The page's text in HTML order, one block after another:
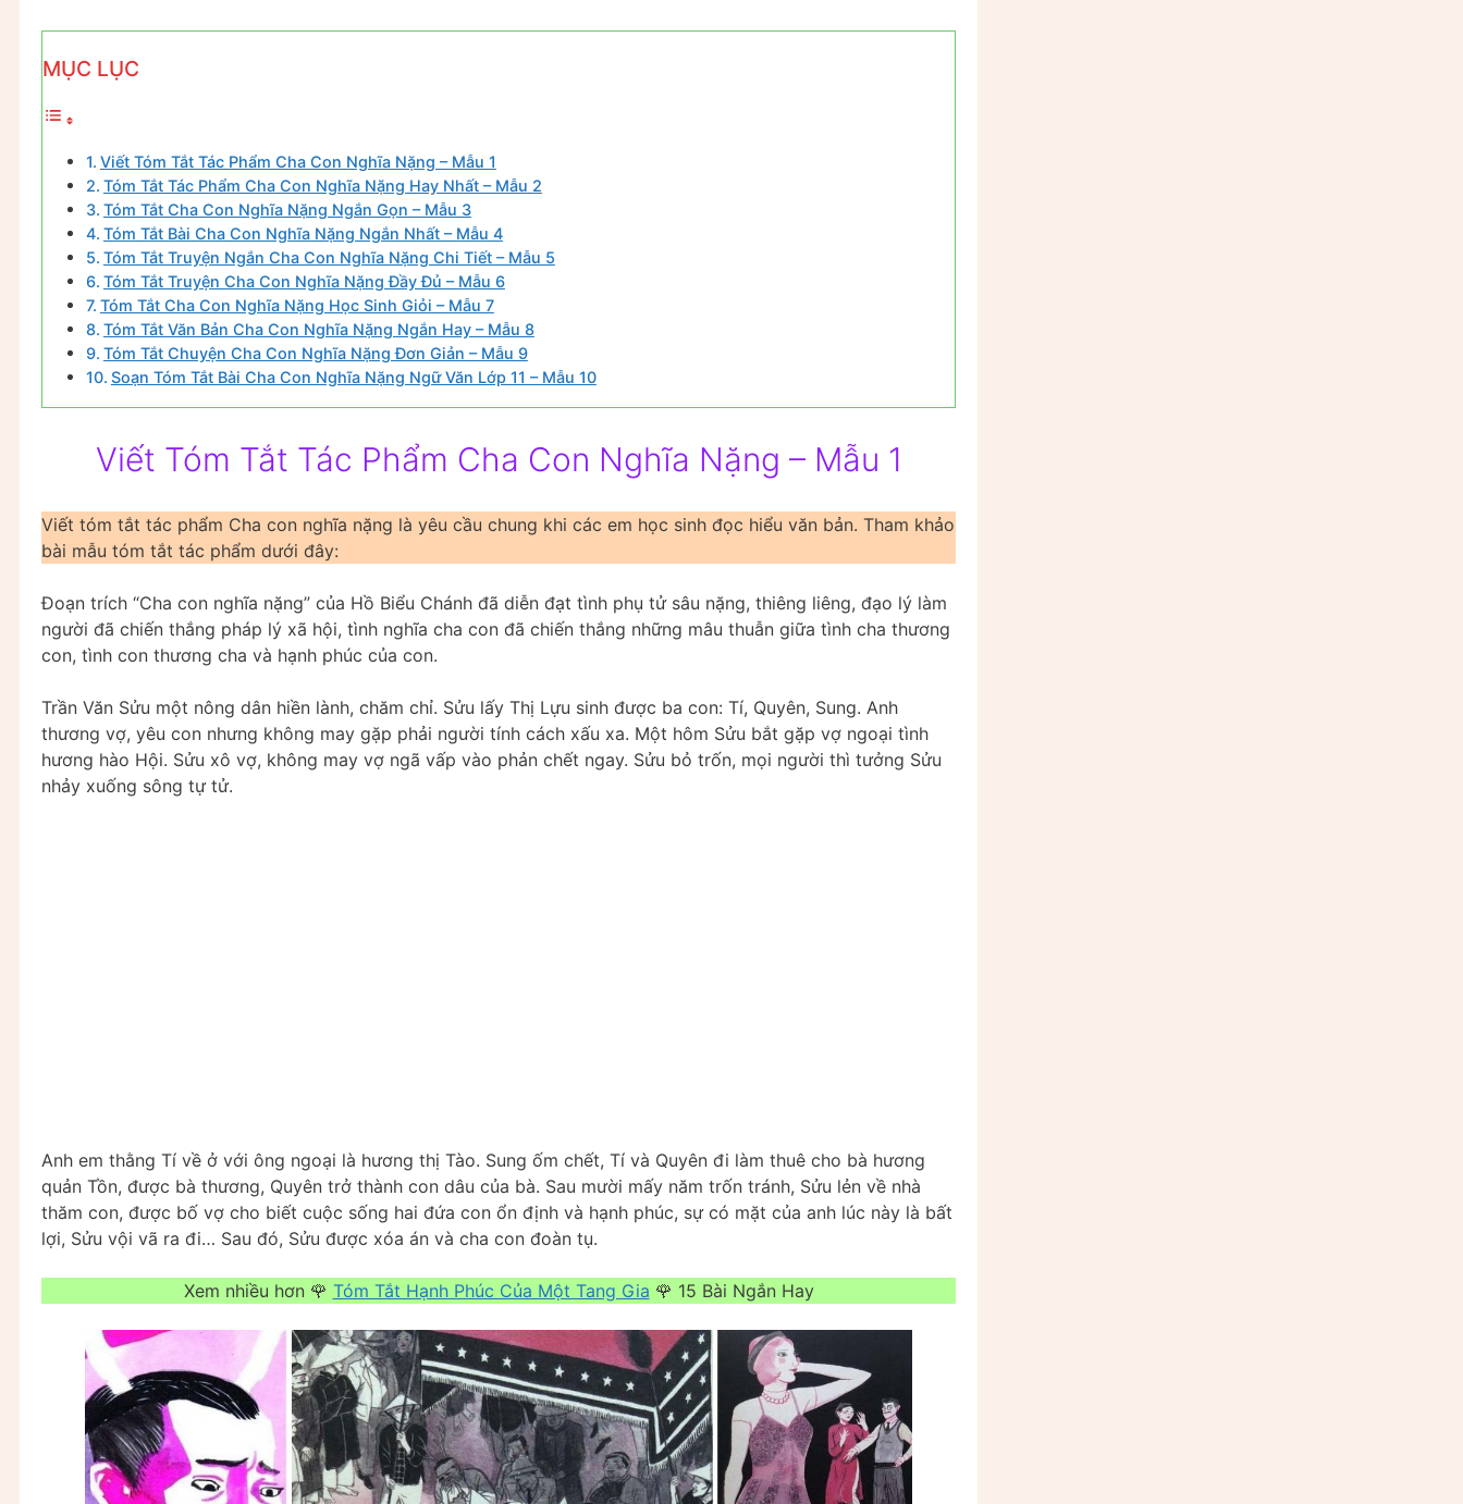
MỤC LỤC
Viết Tóm Tắt Tác Phẩm Cha Con Nghĩa Nặng – Mẫu 1
Tóm Tắt Tác Phẩm Cha Con Nghĩa Nặng Hay Nhất – Mẫu 2
Tóm Tắt Cha Con Nghĩa Nặng Ngắn Gọn – Mẫu 3
Tóm Tắt Bài Cha Con Nghĩa Nặng Ngắn Nhất – Mẫu 4
Tóm Tắt Truyện Ngắn Cha Con Nghĩa Nặng Chi Tiết – Mẫu 5
Tóm Tắt Truyện Cha Con Nghĩa Nặng Đầy Đủ – Mẫu 6
Tóm Tắt Cha Con Nghĩa Nặng Học Sinh Giỏi – Mẫu 7
Tóm Tắt Văn Bản Cha Con Nghĩa Nặng Ngắn Hay – Mẫu 8
Tóm Tắt Chuyện Cha Con Nghĩa Nặng Đơn Giản – Mẫu 9
Soạn Tóm Tắt Bài Cha Con Nghĩa Nặng Ngữ Văn Lớp 11 – Mẫu 10
Viết Tóm Tắt Tác Phẩm Cha Con Nghĩa Nặng – Mẫu 1
Viết tóm tắt tác phẩm Cha con nghĩa nặng là yêu cầu chung khi các em học sinh đọc hiểu văn bản. Tham khảo
bài mẫu tóm tắt tác phẩm dưới đây:
Đoạn trích “Cha con nghĩa nặng” của Hồ Biểu Chánh đã diễn đạt tình phụ tử sâu nặng, thiêng liêng, đạo lý làm
người đã chiến thắng pháp lý xã hội, tình nghĩa cha con đã chiến thắng những mâu thuẫn giữa tình cha thương
con, tình con thương cha và hạnh phúc của con.
Trần Văn Sửu một nông dân hiền lành, chăm chỉ. Sửu lấy Thị Lựu sinh được ba con: Tí, Quyên, Sung. Anh
thương vợ, yêu con nhưng không may gặp phải người tính cách xấu xa. Một hôm Sửu bắt gặp vợ ngoại tình
hương hào Hội. Sửu xô vợ, không may vợ ngã vấp vào phản chết ngay. Sửu bỏ trốn, mọi người thì tưởng Sửu
nhảy xuống sông tự tử.
Anh em thằng Tí về ở với ông ngoại là hương thị Tào. Sung ốm chết, Tí và Quyên đi làm thuê cho bà hương
quản Tồn, được bà thương, Quyên trở thành con dâu của bà. Sau mười mấy năm trốn tránh, Sửu lẻn về nhà
thăm con, được bố vợ cho biết cuộc sống hai đứa con ổn định và hạnh phúc, sự có mặt của anh lúc này là bất
lợi, Sửu vội vã ra đi… Sau đó, Sửu được xóa án và cha con đoàn tụ.
Xem nhiều hơn 🌹 Tóm Tắt Hạnh Phúc Của Một Tang Gia 🌹 15 Bài Ngắn Hay